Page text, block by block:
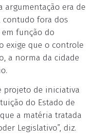
argumentação era de
contudo fora dos
função do
exige que o controle
a norma da cidade
projeto de iniciativa
do Estado de
a matéria tratada
Legislativo”, diz.